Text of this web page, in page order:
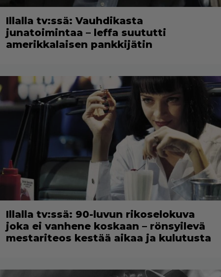
Illalla tv:ssä: Vauhdikasta
junatoimintaa – leffa suututti
amerikkalaisen pankkijätin
Illalla tv:ssä: 90-luvun rikoselokuva
joka ei vanhene koskaan – rönsyilevä
mestariteos kestää aikaa ja kulutusta